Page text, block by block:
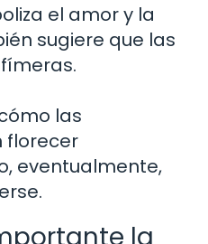
el amor y la
sugiere que las
las
florecer
eventualmente,
la